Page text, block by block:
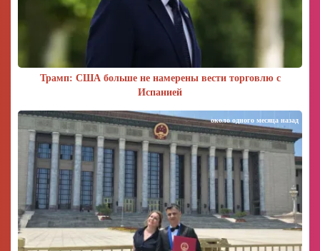
Трамп: США больше не намерены вести торговлю с
Испанией
около одного месяца назад